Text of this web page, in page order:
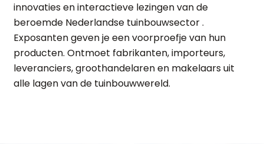
innovaties en interactieve lezingen van de
beroemde Nederlandse tuinbouwsector .
Exposanten geven je een voorproefje van hun
producten. Ontmoet fabrikanten, importeurs,
leveranciers, groothandelaren en makelaars uit
alle lagen van de tuinbouwwereld.